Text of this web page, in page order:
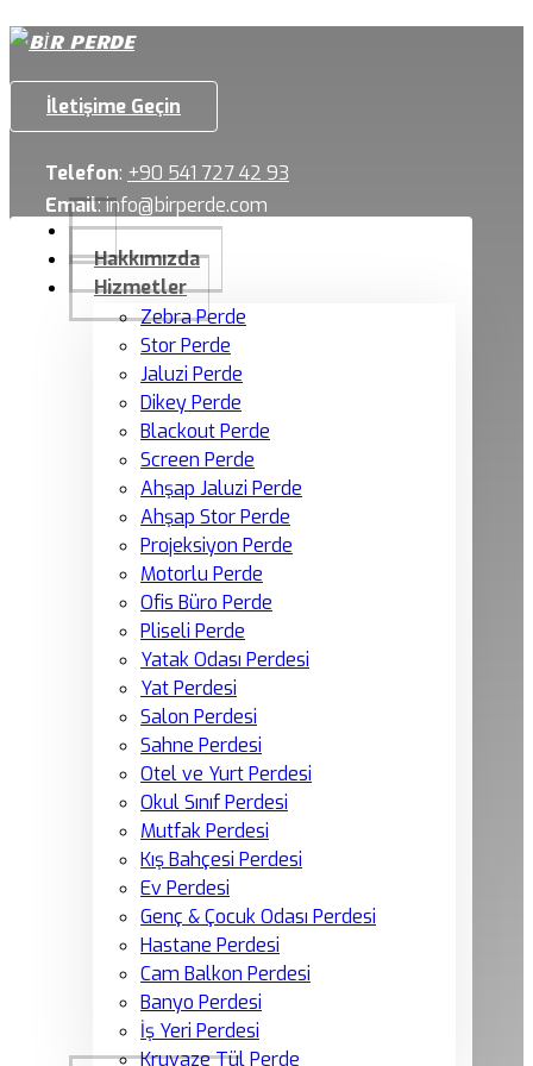
İletişime Geçin
Telefon: +90 541 727 42 93
Email:info@birperde.com
Hakkımızda
Hizmetler
Zebra Perde
Stor Perde
Jaluzi Perde
Dikey Perde
Blackout Perde
Screen Perde
Ahşap Jaluzi Perde
Ahşap Stor Perde
Projeksiyon Perde
Motorlu Perde
Ofis Büro Perde
Pliseli Perde
Yatak Odası Perdesi
Yat Perdesi
Salon Perdesi
Sahne Perdesi
Otel ve Yurt Perdesi
Okul Sınıf Perdesi
Mutfak Perdesi
Kış Bahçesi Perdesi
Ev Perdesi
Genç & Çocuk Odası Perdesi
Hastane Perdesi
Cam Balkon Perdesi
Banyo Perdesi
İş Yeri Perdesi
Kruvaze Tül Perde